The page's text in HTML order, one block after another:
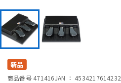
DTM オンライン納品
配信/ライブ機器
新品
商品番号 471416JAN ： 4534217614232